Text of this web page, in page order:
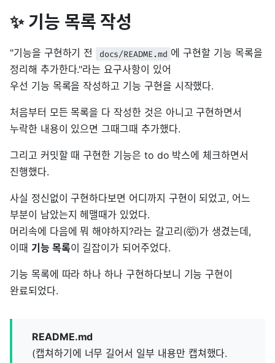
✨ 기능 목록 작성
"기능을 구현하기 전 docs/README.md 에 구현할 기능 목록을
정리해 추가한다."라는 요구사항이 있어
우선 기능 목록을 작성하고 기능 구현을 시작했다.
처음부터 모든 목록을 다 작성한 것은 아니고 구현하면서
누락한 내용이 있으면 그때그때 추가했다.
그리고 커밋할 때 구현한 기능은 to do 박스에 체크하면서
진행했다.
사실 정신없이 구현하다보면 어디까지 구현이 되었고, 어느
부분이 남았는지 헤맬때가 있었다.
머리속에 다음에 뭐 해야하지?라는 갈고리(🤯)가 생겼는데,
이때 기능 목록이 길잡이가 되어주었다.
기능 목록에 따라 하나 하나 구현하다보니 기능 구현이
완료되었다.
README.md
(캡쳐하기에 너무 길어서 일부 내용만 캡쳐했다.